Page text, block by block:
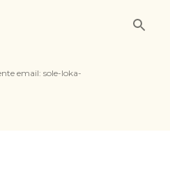
email: sole-loka-